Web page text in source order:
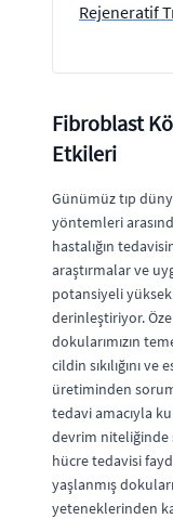
Rejeneratif
Fibroblast
Etkileri
Günümüz tıp
yöntemleri
hastalığın
araştırmalar ve
potansiyeli
derinleştiriyor.
dokularımızın
cildin sıkılığını
üretiminden
tedavi amacıyla
devrim niteliğinde
hücre tedavisi
yaşlanmış
yeteneklerinden